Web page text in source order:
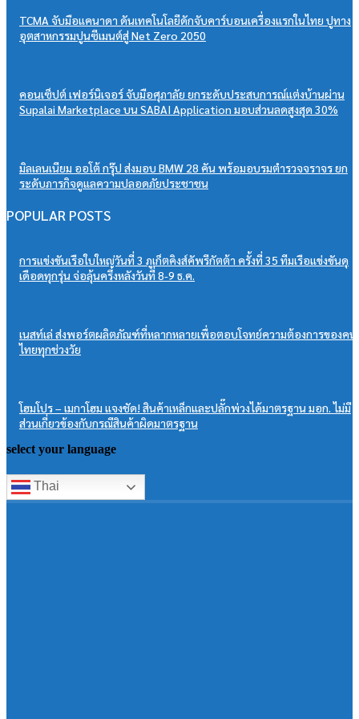
TCMA จับมือแคนาดา ดันเทคโนโลยีดักจับคาร์บอนเครื่องแรกในไทย ปูทาง
อุตสาหกรรมปูนซีเมนต์สู่ Net Zero 2050
คอนเซ็ปต์ เฟอร์นิเจอร์ จับมือศุภาลัย ยกระดับประสบการณ์แต่งบ้านผ่าน
Supalai Marketplace บน SABAI Application มอบส่วนลดสูงสุด 30%
มิลเลนเนียม ออโต้ กรุ๊ป ส่งมอบ BMW 28 คัน พร้อมอบรมตำรวจจราจร ยก
ระดับภารกิจดูแลความปลอดภัยประชาชน
POPULAR POSTS
การแข่งขันเรือใบใหญ่วันที่ 3 ภูเก็ตคิงส์คัพรีกัตต้า ครั้งที่ 35 ทีมเรือแข่งขันดุ
เดือดทุกรุ่น จ่อลุ้นครึ่งหลังวันที่ 8-9 ธ.ค.
เนสท์เล่ ส่งพอร์ตผลิตภัณฑ์ที่หลากหลายเพื่อตอบโจทย์ความต้องการของคน
ไทยทุกช่วงวัย
โฮมโปร – เมกาโฮม แจงชัด! สินค้าเหล็กและปลั๊กพ่วงได้มาตรฐาน มอก. ไม่มี
ส่วนเกี่ยวข้องกับกรณีสินค้าผิดมาตรฐาน
select your language
Thai